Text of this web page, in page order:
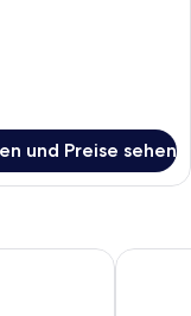
und Preise sehen
by HiltonTru By